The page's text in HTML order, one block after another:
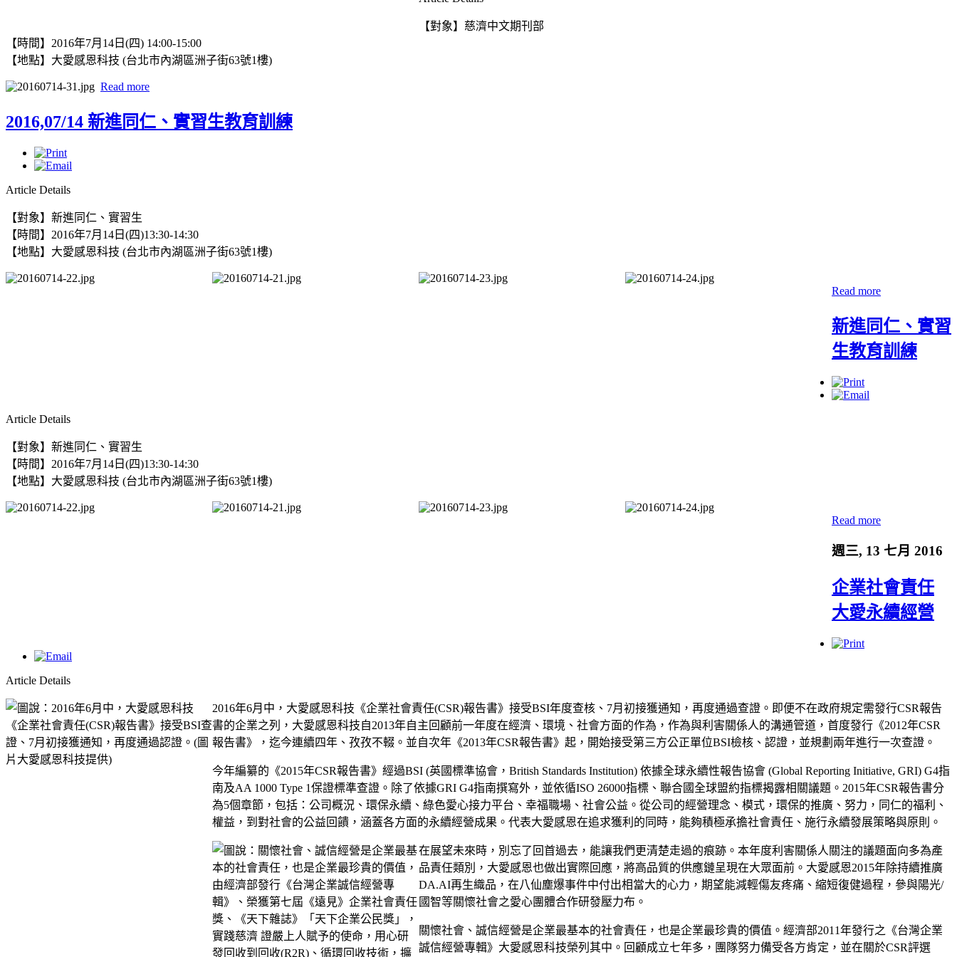
【對象】慈濟中文期刊部
【時間】2016年7月14日(四) 14:00-15:00
【地點】 大愛感恩科技 (台北市內湖區洲子街63號1樓)
Read more
2016,07/14 新進同仁、實習生教育訓練
Article Details
【對象】新進同仁、實習生
【時間】2016年7月14日(四)13:30-14:30
【地點】 大愛感恩科技 (台北市內湖區洲子街63號1樓)
Read more
新進同仁、實習
生教育訓練
Article Details
【對象】新進同仁、實習生
【時間】2016年7月14日(四)13:30-14:30
【地點】 大愛感恩科技 (台北市內湖區洲子街63號1樓)
Read more
週三, 13 七月 2016
企業社會責任
大愛永續經營
Article Details
2016年6月中，大愛感恩科技《企業社會責任(CSR)報告書》接受BSI年度查核、7月初接獲通知，再度通過查證。即便不在政府規定需發行CSR報告
書的企業之列，大愛感恩科技自2013年自主回顧前一年度在經濟、環境、社會方面的作為，作為與利害關係人的溝通管道，首度發行《2012年CSR
報告書》，迄今連續四年、孜孜不輟。並自次年《2013年CSR報告書》起，開始接受第三方公正單位BSI檢核、認證，並規劃兩年進行一次查證。
今年編纂的《2015年CSR報告書》經過BSI (英國標準協會，British Standards Institution) 依據全球永續性報告協會 (Global Reporting Initiative, GRI) G4指
南及AA 1000 Type 1保證標準查證。除了依據GRI G4指南撰寫外，並依循ISO 26000指標、聯合國全球盟約指標揭露相關議題。2015年CSR報告書分
為5個章節，包括：公司概況、環保永續、綠色愛心接力平台、幸福職場、社會公益。從公司的經營理念、模式，環保的推廣、努力，同仁的福利、
權益，到對社會的公益回饋，涵蓋各方面的永續經營成果。代表大愛感恩在追求獲利的同時，能夠積極承擔社會責任、施行永續發展策略與原則。
在展望未來時，別忘了回首過去，能讓我們更清楚走過的痕跡。本年度利害關係人關注的議題面向多為產
品責任類別，大愛感恩也做出實際回應，將高品質的供應鏈呈現在大眾面前。大愛感恩2015年除持續推廣
DA.AI再生織品，在八仙塵爆事件中付出相當大的心力，期望能減輕傷友疼痛、縮短復健過程，參與陽光/
國智等關懷社會之愛心團體合作研發壓力布。
關懷社會、誠信經營是企業最基本的社會責任，也是企業最珍貴的價值。經濟部2011年發行之《台灣企業
誠信經營專輯》大愛感恩科技榮列其中。回顧成立七年多，團隊努力備受各方肯定，並在關於CSR評選